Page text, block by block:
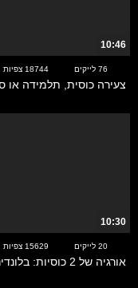
10:46
76 לייקים 18744 צפיות
צעירה כוסית, תלמידה או
10:30
20 לייקים 15629 צפיות
אורגיה של 2 כוסיות: בלונדינית ואחת עם שיער שטני וגבר חתיך